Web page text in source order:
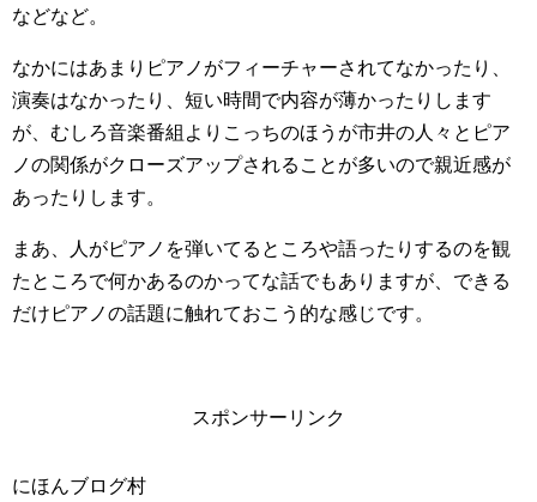
などなど。
なかにはあまりピアノがフィーチャーされてなかったり、
演奏はなかったり、短い時間で内容が薄かったりします
が、むしろ音楽番組よりこっちのほうが市井の人々とピア
ノの関係がクローズアップされることが多いので親近感が
あったりします。
まあ、人がピアノを弾いてるところや語ったりするのを観
たところで何かあるのかってな話でもありますが、できる
だけピアノの話題に触れておこう的な感じです。
スポンサーリンク
にほんブログ村